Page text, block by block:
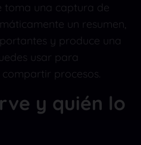
toma una captura de
un resumen,
y produce una
usar para
procesos.
y quién lo